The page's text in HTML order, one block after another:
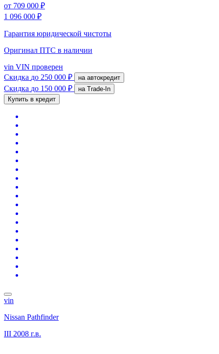
от 709 000 ₽
1 096 000 ₽
Гарантия юридической чистоты
Оригинал ПТС в наличии
vin VIN проверен
Скидка до 250 000 ₽ на автокредит
Скидка до 150 000 ₽
на Trade-In
Купить в кредит
vin
Nissan Pathfinder
III 2008 г.в.